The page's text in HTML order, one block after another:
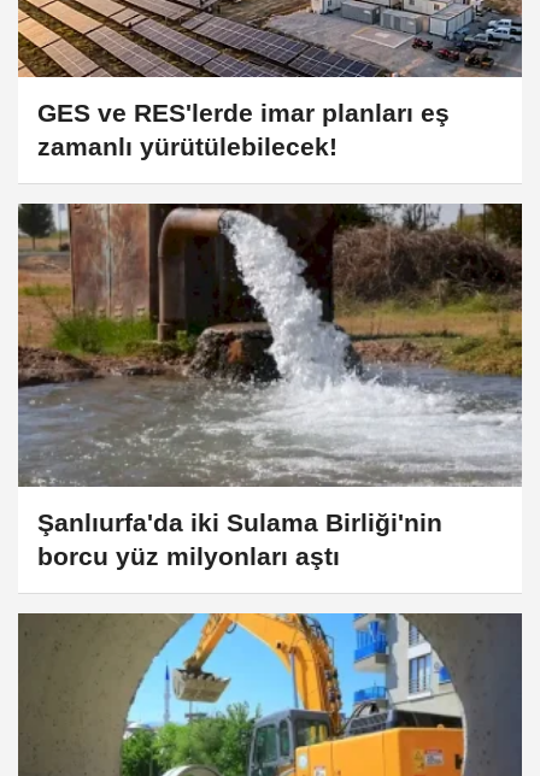
GES ve RES'lerde imar planları eş
zamanlı yürütülebilecek!
Şanlıurfa'da iki Sulama Birliği'nin
borcu yüz milyonları aştı